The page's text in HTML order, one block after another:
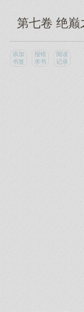
第七卷 绝巅
添加
书签
报错
求书
阅读
记录